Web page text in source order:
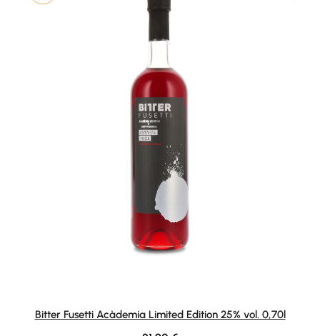
Bitter Fusetti Acàdemia Limited Edition 25% vol. 0,70l